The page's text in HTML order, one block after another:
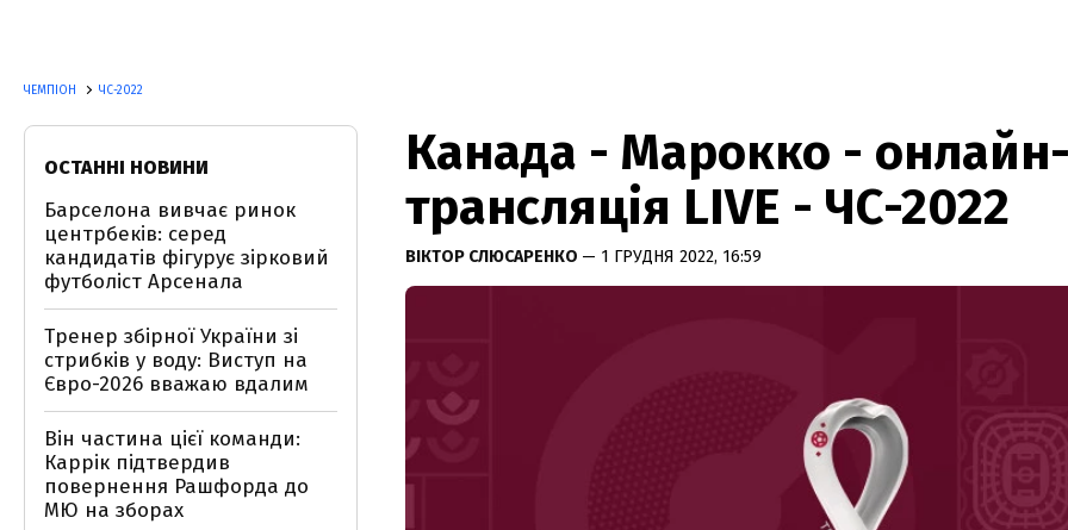
ЧЕМПІОН ЧС-2022
Канада - Марокко - онлайн-
трансляція LIVE - ЧС-2022
ВІКТОР СЛЮСАРЕНКО — 1 ГРУДНЯ 2022, 16:59
ОСТАННІ НОВИНИ
Барселона вивчає ринок
центрбеків: серед
кандидатів фігурує зірковий
футболіст Арсенала
Тренер збірної України зі
стрибків у воду: Виступ на
Євро-2026 вважаю вдалим
Він частина цієї команди:
Каррік підтвердив
повернення Рашфорда до
МЮ на зборах